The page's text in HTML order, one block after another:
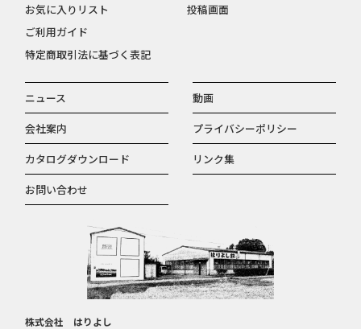
株式会社 はりよし
ニュース
動画
会社案内
プライバシーポリシー
カタログダウンロード
リンク集
お問い合わせ
お気に入りリスト
ご利用ガイド
特定商取引法に基づく表記
投稿画面